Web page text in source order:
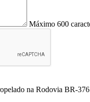
Máximo 600
na Rodovia BR-